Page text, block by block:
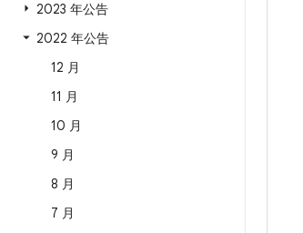
2023 年公告
2022 年公告
12 月
11 月
10 月
9 月
8 月
7 月